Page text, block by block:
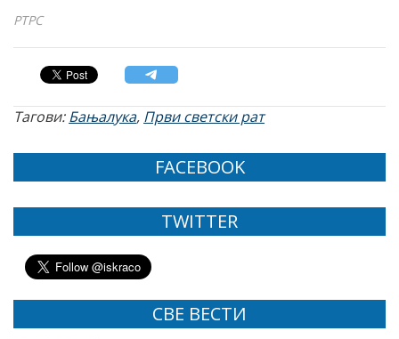
РТРС
Тагови:Бањалука, Први светски рат
FACEBOOK
TWITTER
СВЕ ВЕСТИ